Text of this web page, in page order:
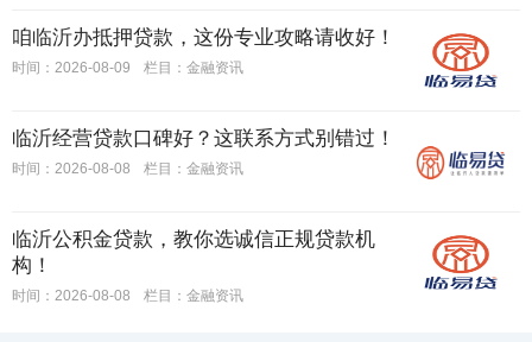
咱临沂办抵押贷款，这份专业攻略请收好！
时间：2026-08-09 栏目： 金融资讯
临沂经营贷款口碑好？这联系方式别错过！
时间：2026-08-08 栏目： 金融资讯
临沂公积金贷款，教你选诚信正规贷款机
构！
时间：2026-08-08 栏目： 金融资讯